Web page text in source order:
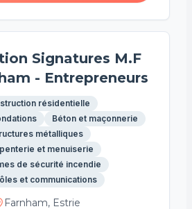
Signatures M.F
- Entrepreneurs
résidentielle
Béton et maçonnerie
métalliques
et menuiserie
de sécurité incendie
et communications
Farnham, Estrie